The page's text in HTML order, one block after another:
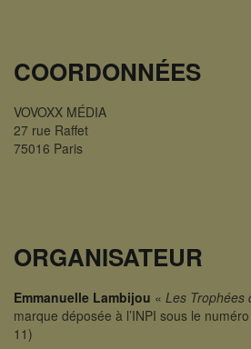
COORDONNÉES
VOVOXX MÉDIA
27 rue Raffet
75016 Paris
ORGANISATEUR
Emmanuelle Lambijou « Les Trophées
marque déposée à l’INPI sous le
11)